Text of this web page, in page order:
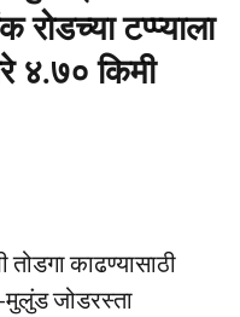
टप्प्याला
४.७० किमी
काढण्यासाठी
मुलुंड जोडरस्ता